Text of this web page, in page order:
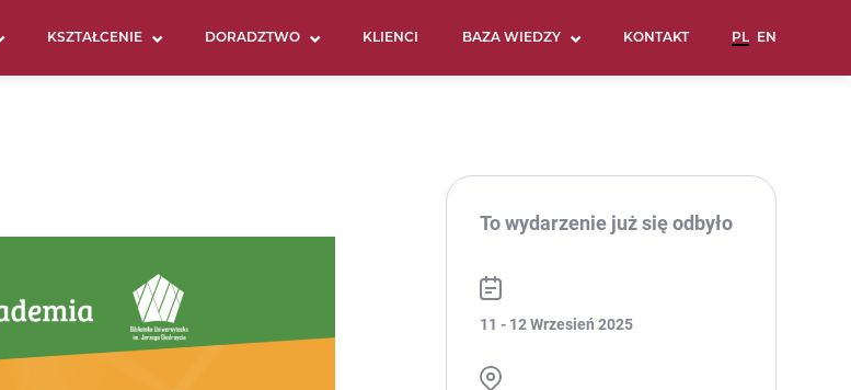
KSZTAŁCENIE DORADZTWO KLIENCI BAZA WIEDZY KONTAKT
To wydarzenie już się odbyło
11 - 12 Wrzesień 2025